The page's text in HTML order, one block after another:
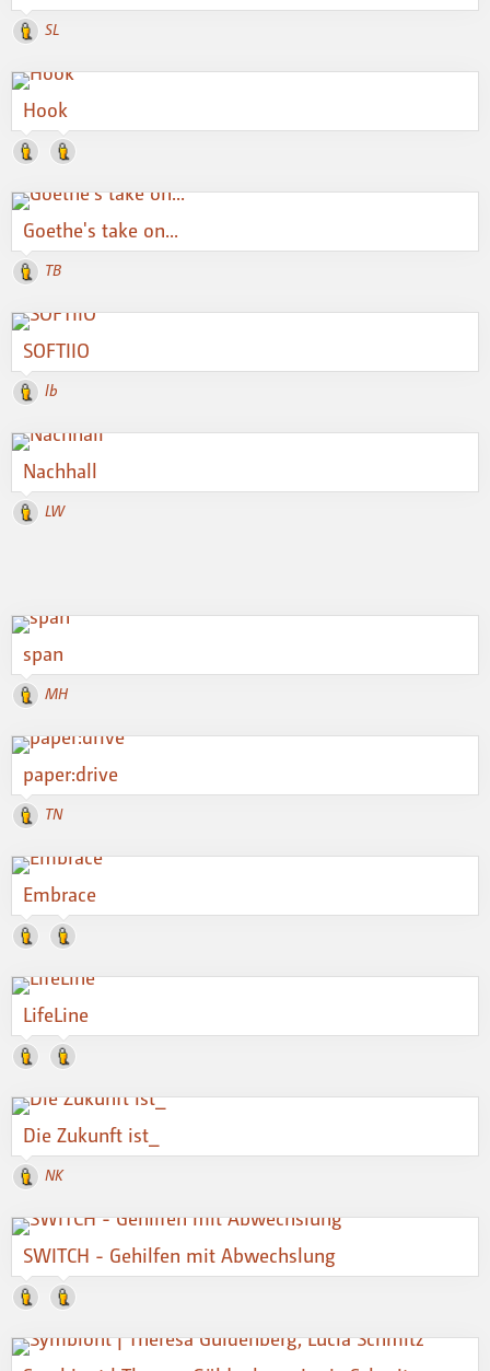
SL
Hook
Goethe's take on...
TB
SOFTIIO
lb
Nachhall
LW
span
MH
paper:drive
TN
Embrace
LifeLine
Die Zukunft ist_
NK
SWITCH - Gehilfen mit Abwechslung